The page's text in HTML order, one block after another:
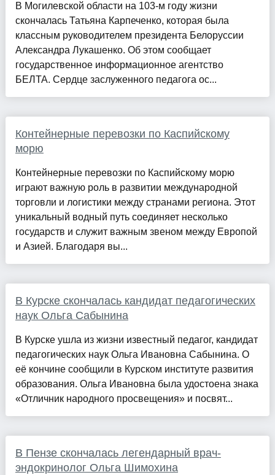
В Могилевской области на 103-м году жизни
скончалась Татьяна Карпеченко, которая была
классным руководителем президента Белоруссии
Александра Лукашенко. Об этом сообщает
государственное информационное агентство
БЕЛТА. Сердце заслуженного педагога ос...
Контейнерные перевозки по Каспийскому
морю
Контейнерные перевозки по Каспийскому морю
играют важную роль в развитии международной
торговли и логистики между странами региона. Этот
уникальный водный путь соединяет несколько
государств и служит важным звеном между Европой
и Азией. Благодаря вы...
В Курске скончалась кандидат педагогических
наук Ольга Сабынина
В Курске ушла из жизни известный педагог, кандидат
педагогических наук Ольга Ивановна Сабынина. О
её кончине сообщили в Курском институте развития
образования. Ольга Ивановна была удостоена знака
«Отличник народного просвещения» и посвят...
В Пензе скончалась легендарный врач-
эндокринолог Ольга Шимохина